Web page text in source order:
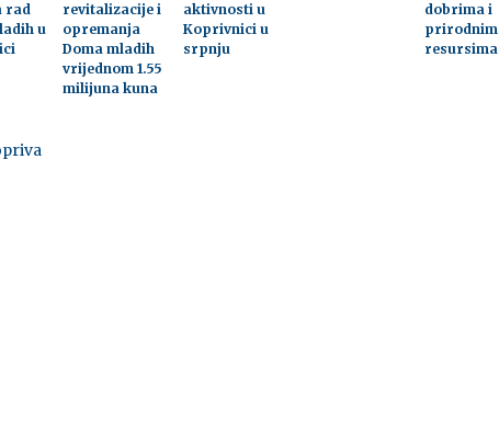
rad
u
revitalizacije i
opremanja
Doma mladih
vrijednom 1.55
milijuna kuna
aktivnosti u
Koprivnici u
srpnju
dobrima i
prirodnim
resursima